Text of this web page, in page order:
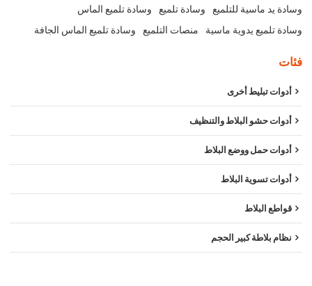
وسادة يد ماسية للتلميع وسادة تلميع
وسادة تلميع الماس
وسادة تلميع يدوية ماسية
منصات التلميع وسادة تلميع الماس الجافة
فئات
أدوات تبليط أخرى
أدوات حشو البلاط والتنظيف
أدوات حمل ووضع البلاط
أدوات تسوية البلاط
قواطع البلاط
نظام بلاطة كبير الحجم